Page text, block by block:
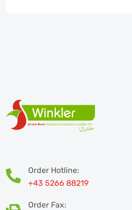
Order Hotline:
+43 5266 88219
Order Fax: